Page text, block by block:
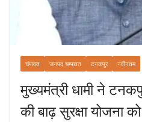
चंपावत जनपद चम्पावत टनकपुर नवीनतम
मुख्यमंत्री धामी ने
की बाढ़ सुरक्षा योजना